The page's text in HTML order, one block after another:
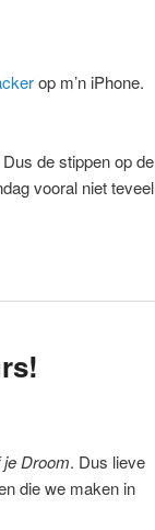
op m’n iPhone.
de stippen op de
vooral niet teveel
je Droom. Dus lieve
die we maken in